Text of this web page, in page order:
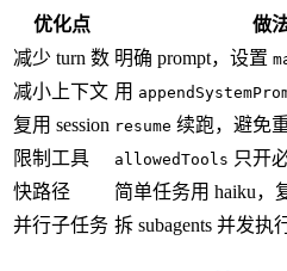
优化点
做
减少 turn 数 明确 prompt，设置
减小上下文 用
复用 session resume 续跑，避免
限制工具
allowedTools 只开
快路径
简单任务用 haiku，
并行子任务 拆 subagents 并发执